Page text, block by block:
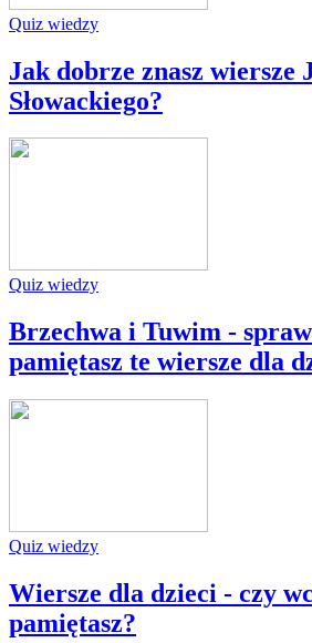
Quiz wiedzy
Jak dobrze znasz wiersze
Słowackiego?
Quiz wiedzy
Brzechwa i Tuwim -
pamiętasz te wiersze dla
Quiz wiedzy
Wiersze dla dzieci - czy
pamiętasz?